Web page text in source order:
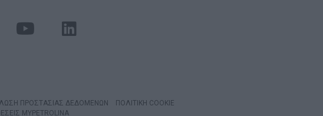
ΠΡΟΣΤΑΣΙΑΣ ΔΕΔΟΜΕΝΩΝ
ΠΟΛΙΤΙΚΗ COOKIE
MYPETROLINA